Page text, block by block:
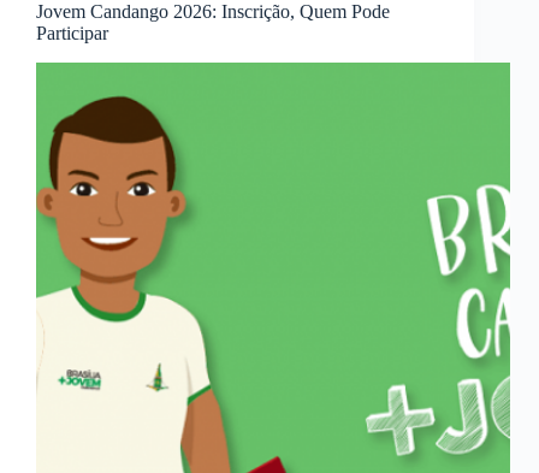
Jovem Candango 2026: Inscrição, Quem Pode
Participar